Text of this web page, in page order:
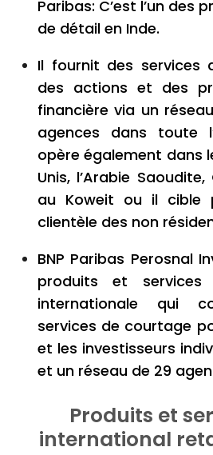
Paribas: C’est l’un des
de détail en Inde.
Il fournit des services
des actions et des
financière via un
agences dans toute
opère également dans
Unis, l’Arabie
au Koweit ou il cible
clientèle des non
BNP Paribas Perosnal
produits et
internationale qui
services de courtage
et les investisseurs
et un réseau de 29
Produits et
international